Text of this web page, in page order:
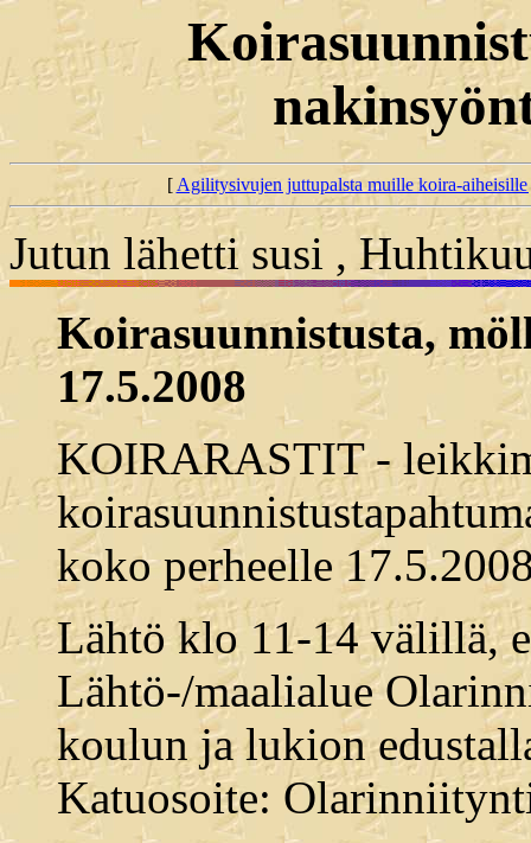
[Agilitysivujen juttupalsta muille koira-
Jutun lähetti susi ,
Koirasuunnistusta,
17.5.2008
KOIRARASTIT -
koko perheelle
Lähtö klo 11-14 välillä,
Lähtö-/maalialue
koulun ja lukion
Katuosoite: